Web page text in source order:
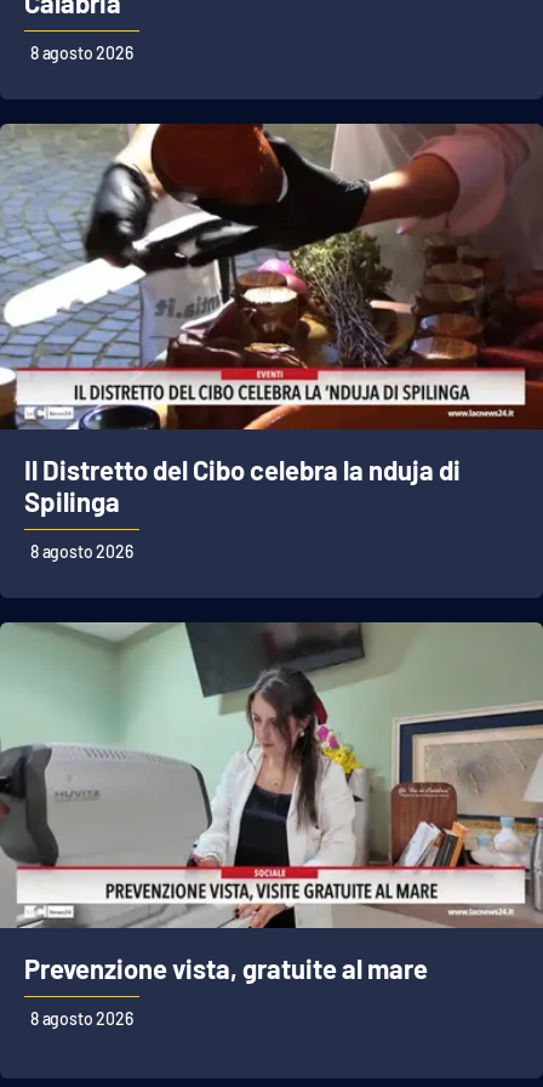
Lacplay.it
Lactv.it
Laconair.it
Lacitymag.it
Lacapitalenews.it
Ilreggino.it
Cosenzachannel.it
Catanzarochannel.it
Android
8 agosto 2026
Il Distretto del Cibo celebra la nduja di
Spilinga
8 agosto 2026
Prevenzione vista, gratuite al mare
8 agosto 2026